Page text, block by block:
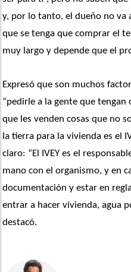
y, por lo tanto, el dueño no va
que se tenga que comprar el
muy largo y depende que el
Expresó que son muchos
“pedirle a la gente que tengan
que les venden cosas que no
la tierra para la vivienda es el
claro: “El IVEY es el
mano con el organismo, y en
documentación y estar en
entrar a hacer vivienda, agua
destacó.